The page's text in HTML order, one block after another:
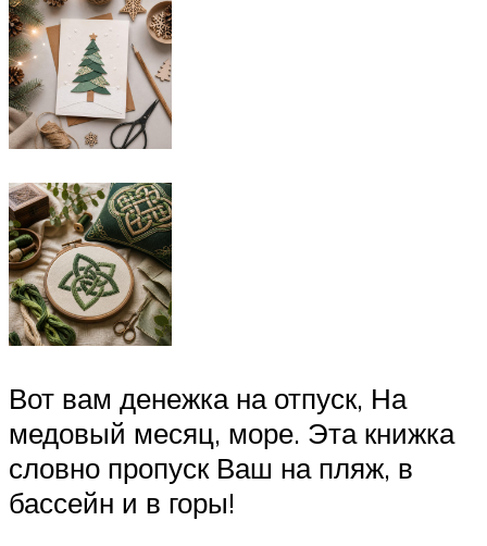
Вот вам денежка на отпуск, На
медовый месяц, море. Эта книжка
словно пропуск Ваш на пляж, в
бассейн и в горы!